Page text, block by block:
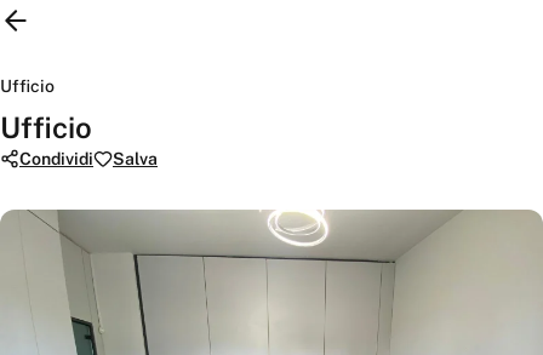
Ufficio
Ufficio
Condividi Salva